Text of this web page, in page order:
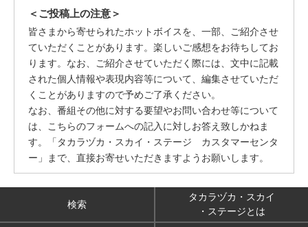
＜ご投稿上の注意＞
皆さまから寄せられたホットボイスを、一部、ご紹介させ
ていただくことがあります。楽しいご感想をお待ちしてお
ります。なお、ご紹介させていただく際には、文中に記載
された個人情報や表現内容等について、編集させていただ
くことがありますので予めご了承ください。
なお、番組その他に対する要望やお問い合わせ等について
は、こちらのフォームへの記入に対しお答え致しかねま
す。「タカラヅカ・スカイ・ステージ カスタマーセンタ
ー」まで、直接お寄せいただきますようお願いします。
検索
タカラヅカ・スカイ
・ステージとは